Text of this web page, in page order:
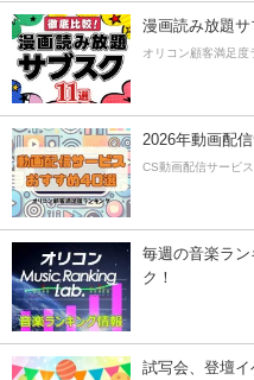
漫画読み放題サ
オリコン顧客満足度
2026年動画配
CS動画配信サービ
毎週の音楽ラ
ク！
試写会、登壇